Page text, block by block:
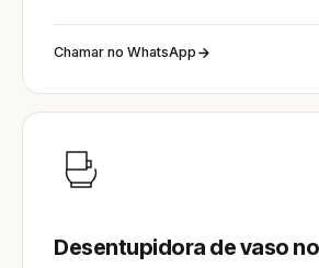
Chamar no WhatsApp
Desentupidora de vaso